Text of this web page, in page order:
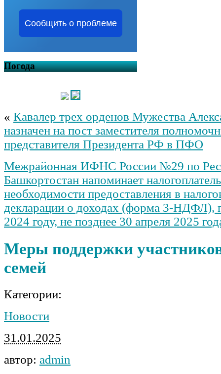
Сообщить о проблеме
Погода
« Кавалер трех орденов Мужества
назначен на пост заместителя
представителя Президента РФ в ПФО
Межрайонная ИФНС России №29 по
Башкортостан напоминает
необходимости предоставления в
декларации о доходах (форма 3-НДФЛ),
2024 году, не позднее 30 апреля 2025
Меры поддержки
семей
Категории:
Новости
31.01.2025
автор: admin